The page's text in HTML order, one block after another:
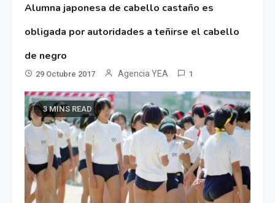
Alumna japonesa de cabello castaño es
obligada por autoridades a teñirse el cabello
de negro
29 Octubre 2017 Agencia YEA 1
3 MINS READ